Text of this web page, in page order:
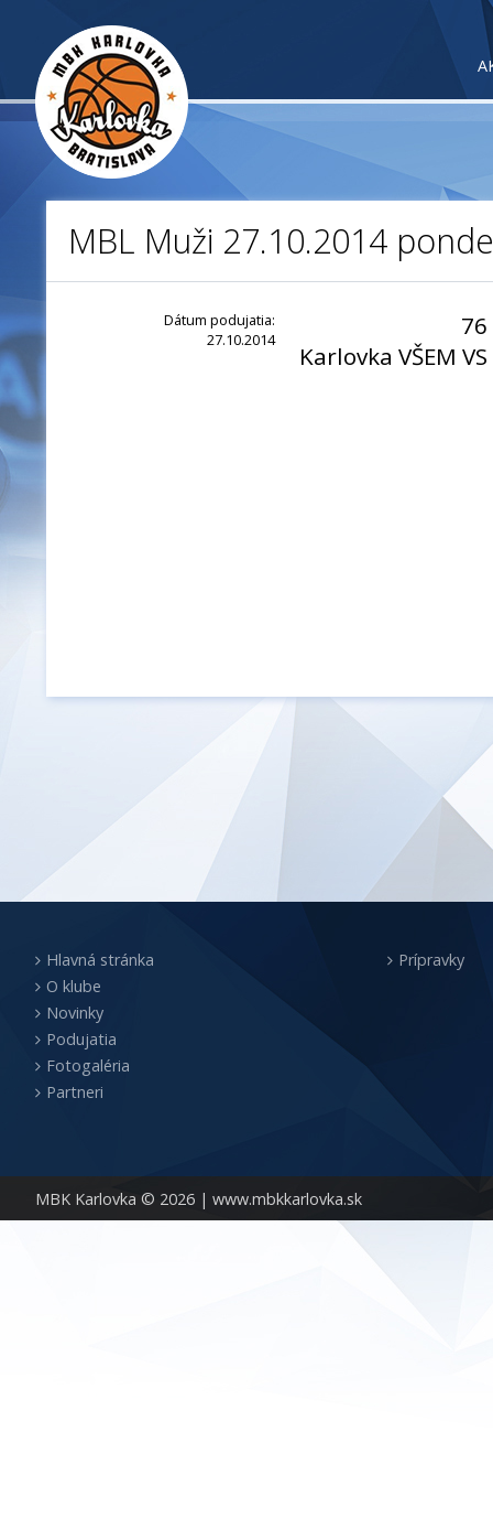
MBL Muži 27.10.2014
Dátum podujatia:
27.10.2014
76
Karlovka VŠEM VS
MBK Karlovka © 2026 | www.mbkkarlovka.sk
Hlavná stránka
O klube
Novinky
Podujatia
Fotogaléria
Partneri
Prípravky